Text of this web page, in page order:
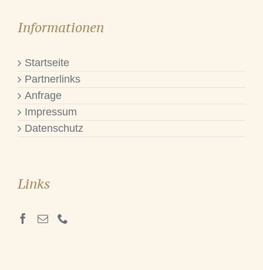
Informationen
Startseite
Partnerlinks
Anfrage
Impressum
Datenschutz
Links